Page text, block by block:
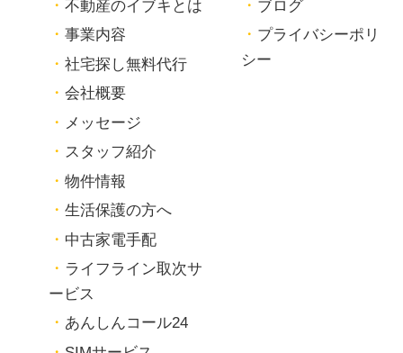
不動産のイブキとは
事業内容
社宅探し無料代行
会社概要
メッセージ
スタッフ紹介
物件情報
生活保護の方へ
中古家電手配
ライフライン取次サ
ービス
あんしんコール24
ブログ
プライバシーポリ
シー